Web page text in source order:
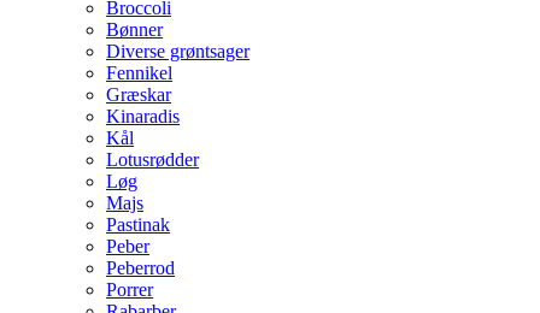
Broccoli
Bønner
Diverse grøntsager
Fennikel
Græskar
Kinaradis
Kål
Lotusrødder
Løg
Majs
Pastinak
Peber
Peberrod
Porrer